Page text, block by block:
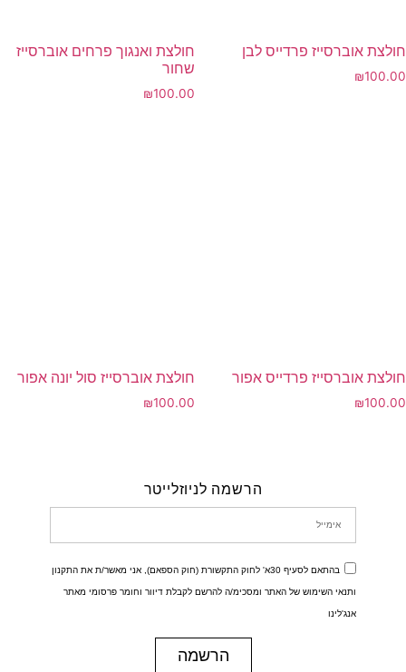
חולצת ואנגוך פרחים אוברסייז
שחור
₪100.00
חולצת אוברסייז פרדייס לבן
₪100.00
חולצת אוברסייז סול יונה אפור
₪100.00
חולצת אוברסייז פרדייס אפור
₪100.00
הרשמה לניוזלייטר
בהתאם לסעיף 30א' לחוק התקשורת (חוק הספאם), אני מאשר/ת את התקנון
ותנאי השימוש של האתר ומסכימ/ה להרשם לקבלת דיוור וחומר פרסומי מאתר
אנג'לינו
הרשמה